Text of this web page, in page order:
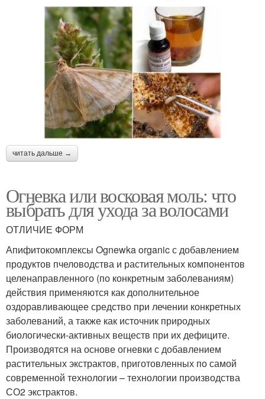
читать дальше →
Огневка или восковая моль: что
выбрать для ухода за волосами
ОТЛИЧИЕ ФОРМ
Апифитокомплексы Ognewka organic с добавлением
продуктов пчеловодства и растительных компонентов
целенаправленного (по конкретным заболеваниям)
действия применяются как дополнительное
оздоравливающее средство при лечении конкретных
заболеваний, а также как источник природных
биологически-активных веществ при их дефиците.
Производятся на основе огневки с добавлением
растительных экстрактов, приготовленных по самой
современной технологии – технологии производства
СО2 экстрактов.